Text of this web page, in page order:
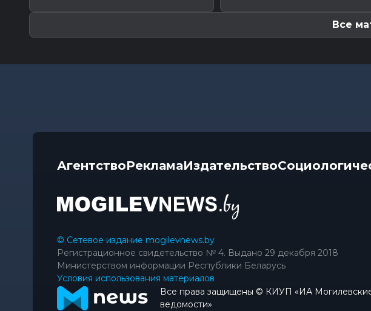
Все
АгентствоРекламаИздательство
© Сетевое издание mogilevnews.by
Регистрационное свидетельство № 4. Выдано 29 декабря 2018
Министерством информации Республики Беларусь
Условия использования материалов
Все права защищены © КИУП «ИА
ведомости»